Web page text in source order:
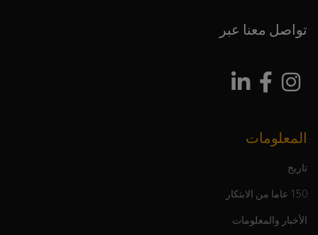
تواصل معنا عبر
المعلومات
تاريخ
150 عاما من الابتكار
الأخبار والمعلومات